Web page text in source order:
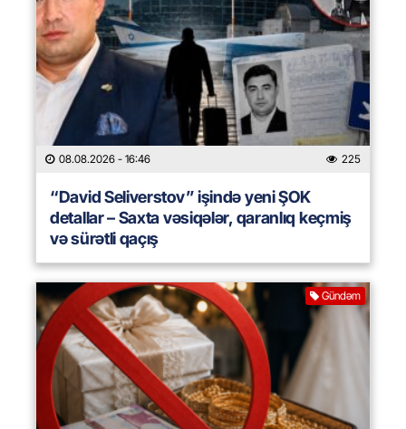
08.08.2026 - 16:46 225
“David Seliverstov” işində yeni ŞOK
detallar – Saxta vəsiqələr, qaranlıq keçmiş
və sürətli qaçış
Gündəm